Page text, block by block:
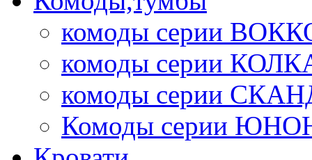
комоды серии
комоды серии
комоды серии
Комоды серии